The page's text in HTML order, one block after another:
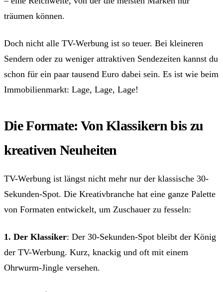
träumen können.
Doch nicht alle TV-Werbung ist so teuer. Bei kleineren
Sendern oder zu weniger attraktiven Sendezeiten kannst du
schon für ein paar tausend Euro dabei sein. Es ist wie beim
Immobilienmarkt: Lage, Lage, Lage!
Die Formate: Von Klassikern bis zu
kreativen Neuheiten
TV-Werbung ist längst nicht mehr nur der klassische 30-
Sekunden-Spot. Die Kreativbranche hat eine ganze Palette
von Formaten entwickelt, um Zuschauer zu fesseln:
1. Der Klassiker: Der 30-Sekunden-Spot bleibt der König
der TV-Werbung. Kurz, knackig und oft mit einem
Ohrwurm-Jingle versehen.